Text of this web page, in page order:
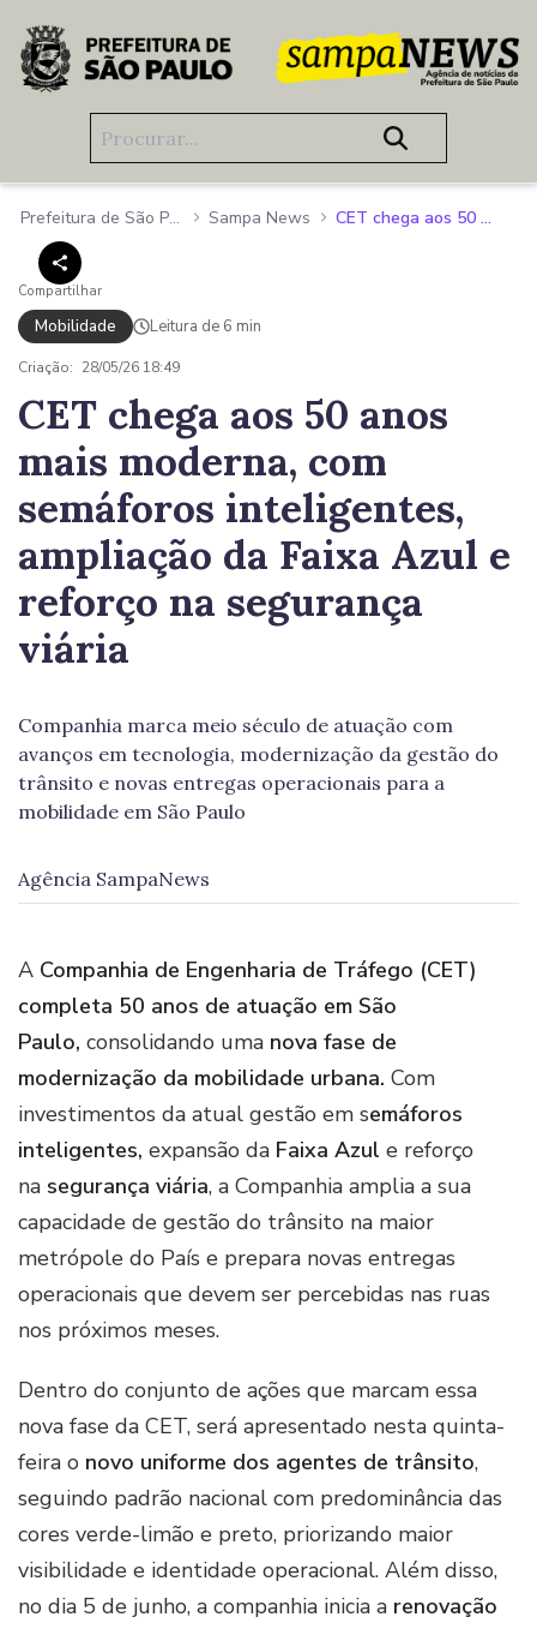
Pular para o Conteúdo principal
Prefeitura de São Paulo Sampa News CET chega aos 50 anos mais moderna, com semáforos inteligentes, ampliação da Faixa Azul e reforço na segurança viária
Compartilhar
Mobilidade Leitura de 6 min
Criação: 28/05/26 18:49
CET chega aos 50 anos
mais moderna, com
semáforos inteligentes,
ampliação da Faixa Azul e
reforço na segurança
viária
Companhia marca meio século de atuação com
avanços em tecnologia, modernização da gestão do
trânsito e novas entregas operacionais para a
mobilidade em São Paulo
Agência SampaNews
A Companhia de Engenharia de Tráfego (CET)
completa 50 anos de atuação em São
Paulo, consolidando uma nova fase de
modernização da mobilidade urbana. Com
investimentos da atual gestão em semáforos
inteligentes, expansão da Faixa Azul e reforço
na segurança viária, a Companhia amplia a sua
capacidade de gestão do trânsito na maior
metrópole do País e prepara novas entregas
operacionais que devem ser percebidas nas ruas
nos próximos meses.
Dentro do conjunto de ações que marcam essa
nova fase da CET, será apresentado nesta quinta-
feira o novo uniforme dos agentes de trânsito,
seguindo padrão nacional com predominância das
cores verde-limão e preto, priorizando maior
visibilidade e identidade operacional. Além disso,
no dia 5 de junho, a companhia inicia a renovação